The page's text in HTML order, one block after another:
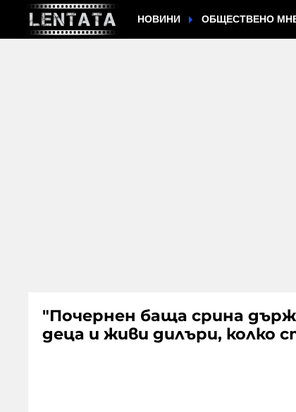
НОВИНИ ОБЩЕСТВЕНО
"Почернен баща срина
деца и живи дилъри, колко